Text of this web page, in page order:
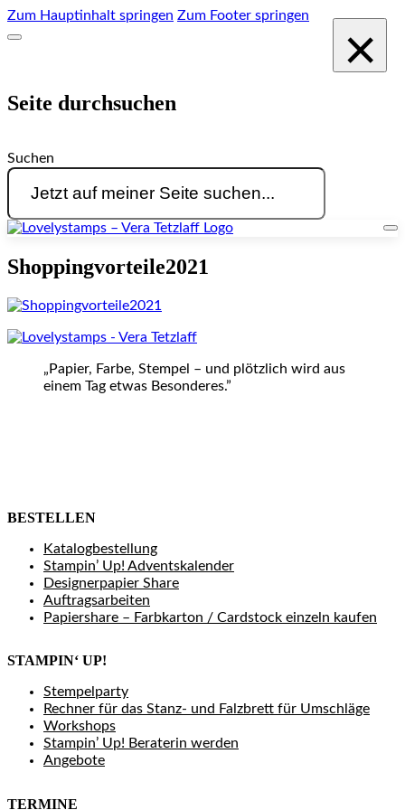
Zum Hauptinhalt springen Zum Footer springen
Seite durchsuchen
Suchen
×
Shoppingvorteile2021
„Papier, Farbe, Stempel – und plötzlich wird aus
einem Tag etwas Besonderes.”
BESTELLEN
Katalogbestellung
Stampin’ Up! Adventskalender
Designerpapier Share
Auftragsarbeiten
Papiershare – Farbkarton / Cardstock einzeln kaufen
STAMPIN‘ UP!
Stempelparty
Rechner für das Stanz- und Falzbrett für Umschläge
Workshops
Stampin’ Up! Beraterin werden
Angebote
TERMINE